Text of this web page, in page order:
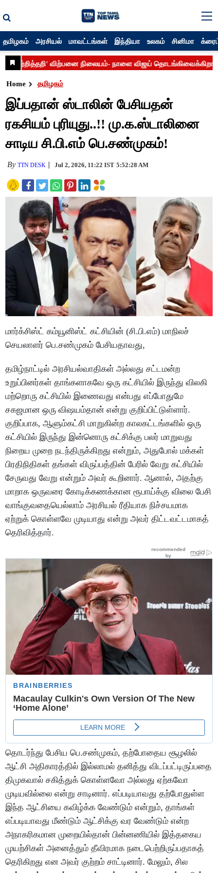
தமிழகம் அரசியல் மாவட்டங்கள் இந்தியா உலகம் சினிமா
Home தமிழகம்
இப்பதான் ஸ்டாலின் பேசியதன்
ரகசியம் புரியுது..!! மு.க.ஸ்டாலினை
சாடிய சி.பி.எம் பெ.சண்முகம்!
ByTTN DESK Jul 2, 2026, 11:22 IST 5:52:28 AM
மார்க்சிஸ்ட் கம்யூனிஸ்ட் கட்சியின் (சி.பி.எம்) மாநிலச்
செயலாளர் பெ.சண்முகம் பேசியதாவது,
தமிழ்நாட்டில் அரசியல்வாதிகள் அல்லது சட்டமன்ற
உறுப்பினர்கள் தாங்களாகவே ஒரு கட்சியில் இருந்து விலகி
மற்றொரு கட்சியில் இணைவது என்பது எப்போதுமே
சகஜமான ஒரு விஷயம்தான் என்று குறிப்பிட்டுள்ளார்.
குறிப்பாக, ஆளும்கட்சி மாறுகின்ற காலகட்டங்களில் ஒரு
கட்சியில் இருந்து இன்னொரு கட்சிக்கு பலர் மாறுவது
நிறைய முறை நடந்திருக்கிறது என்றும், அதுபோல் மக்கள்
பிரதிநிதிகள் தங்கள் விருப்பத்தின் பேரில் வேறு கட்சியில்
சேருவது வேறு என்றும் அவர் கூறினார். ஆனால், அதற்கு
மாறாக ஒருவரை கோடிக்கணக்கான ரூபாய்க்கு விலை பேசி
வாங்குவதையெல்லாம் அரசியல் ரீதியாக நிச்சயமாக
ஏற்றுக் கொள்ளவே முடியாது என்று அவர் திட்டவட்டமாகத்
தெரிவித்தார்.
தொடர்ந்து பேசிய பெ.சண்முகம், தற்போதைய சூழலில்
ஆட்சி அதிகாரத்தில் இல்லாமல் தனித்து விடப்பட்டிருப்பதை
திமுகவால் சகித்துக் கொள்ளவோ அல்லது ஏற்கவோ
முடியவில்லை என்று சாடினார். எப்படியாவது தற்போதுள்ள
இந்த ஆட்சியை கவிழ்க்க வேண்டும் என்றும், தாங்கள்
எப்படியாவது மீண்டும் ஆட்சிக்கு வர வேண்டும் என்ற
அநாகரிகமான முறையில்தான் பின்னணியில் இத்தகைய
முயற்சிகள் அனைத்தும் தீவிரமாக நடைபெற்றிருப்பதாகத்
தெரிகிறது என அவர் குற்றம் சாட்டினார். மேலும், சில